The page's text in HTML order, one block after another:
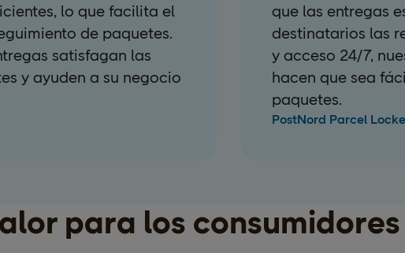
lo que facilita el
de paquetes.
satisfagan las
y ayuden a su negocio
que las entregas
destinatarios las
y acceso 24/7,
hacen que sea
paquetes.
PostNord Parcel
para los consumidores